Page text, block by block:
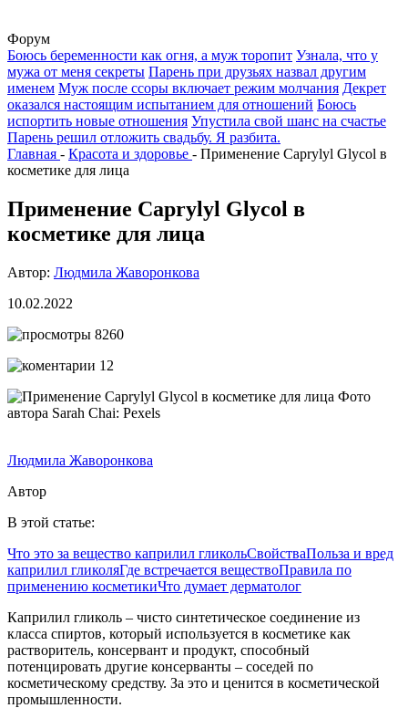
Форум
Боюсь беременности как огня, а муж торопит Узнала, что у
мужа от меня секреты Парень при друзьях назвал другим
именем Муж после ссоры включает режим молчания Декрет
оказался настоящим испытанием для отношений Боюсь
испортить новые отношения Упустила свой шанс на счастье
Парень решил отложить свадьбу. Я разбита.
Главная - Красота и здоровье - Применение Caprylyl Glycol в
косметике для лица
Применение Caprylyl Glycol в
косметике для лица
Автор: Людмила Жаворонкова
10.02.2022
8260
12
Фото
автора Sarah Chai: Pexels
Людмила Жаворонкова
Автор
В этой статье:
Что это за вещество каприлил гликольСвойстваПольза и вред
каприлил гликоляГде встречается веществоПравила по
применению косметикиЧто думает дерматолог
Каприлил гликоль – чисто синтетическое соединение из
класса спиртов, который используется в косметике как
растворитель, консервант и продукт, способный
потенцировать другие консерванты – соседей по
косметическому средству. За это и ценится в косметической
промышленности.